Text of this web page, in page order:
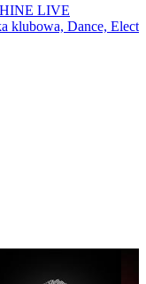
LIVE
klubowa, Dance,